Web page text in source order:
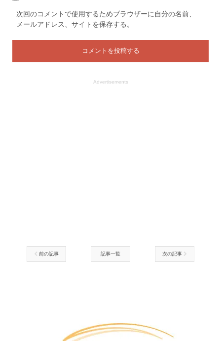
次回のコメントで使用するためブラウザーに自分の名前、
メールアドレス、サイトを保存する。
Advertisements
前の記事 記事一覧 次の記事